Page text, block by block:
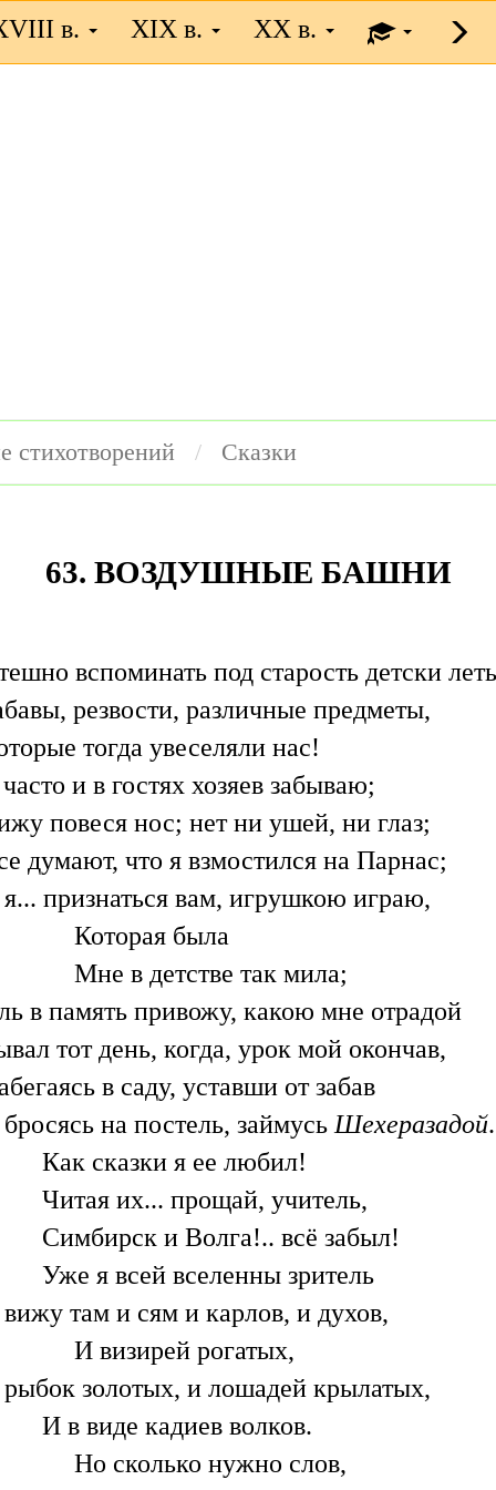
в. XIX в. XX в.
стихотворений Сказки
63. ВОЗДУШНЫЕ БАШНИ
вспоминать под старость детски
резвости, различные предметы,
тогда увеселяли нас!
и в гостях хозяев забываю;
повеся нос; нет ни ушей, ни глаз;
думают, что я взмостился на Парнас;
признаться вам, игрушкою играю,
Которая была
Мне в детстве так мила;
в память привожу, какою мне отрадой
тот день, когда, урок мой окончав,
в саду, уставши от забав
на постель, займусьШехеразадой.
Как сказки я ее любил!
Читая их... прощай, учитель,
Симбирск и Волга!.. всё забыл!
Уже я всей вселенны зритель
там и сям и карлов, и духов,
И визирей рогатых,
золотых, и лошадей крылатых,
И в виде кадиев волков.
Но сколько нужно слов,